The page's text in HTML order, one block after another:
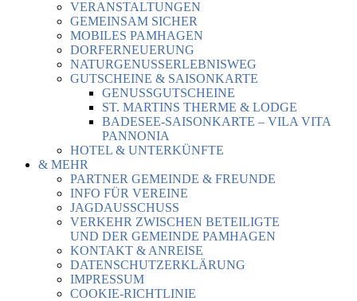
VERANSTALTUNGEN
GEMEINSAM SICHER
MOBILES PAMHAGEN
DORFERNEUERUNG
NATURGENUSSERLEBNISWEG
GUTSCHEINE & SAISONKARTE
GENUSSGUTSCHEINE
ST. MARTINS THERME & LODGE
BADESEE-SAISONKARTE – VILA VITA
PANNONIA
HOTEL & UNTERKÜNFTE
& MEHR
PARTNER GEMEINDE & FREUNDE
INFO FÜR VEREINE
JAGDAUSSCHUSS
VERKEHR ZWISCHEN BETEILIGTE
UND DER GEMEINDE PAMHAGEN
KONTAKT & ANREISE
DATENSCHUTZERKLÄRUNG
IMPRESSUM
COOKIE-RICHTLINIE